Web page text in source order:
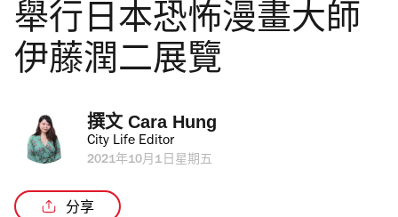
舉行日本恐怖漫畫大師
伊藤潤二展覽
撰文 Cara Hung
City Life Editor
2021年10月1日星期五
分享